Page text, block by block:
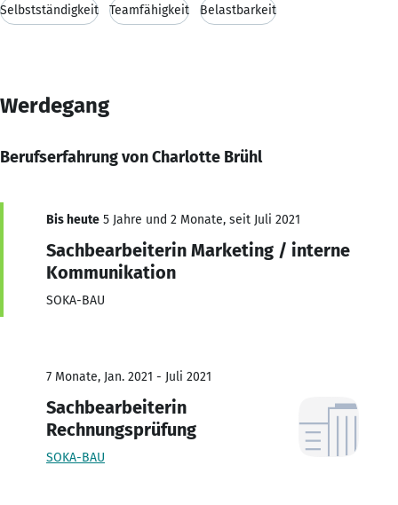
Selbstständigkeit Teamfähigkeit Belastbarkeit
Werdegang
Berufserfahrung von Charlotte Brühl
Bis heute 5 Jahre und 2 Monate, seit Juli 2021
Sachbearbeiterin Marketing / interne
Kommunikation
SOKA-BAU
7 Monate, Jan. 2021 - Juli 2021
Sachbearbeiterin
Rechnungsprüfung
SOKA-BAU